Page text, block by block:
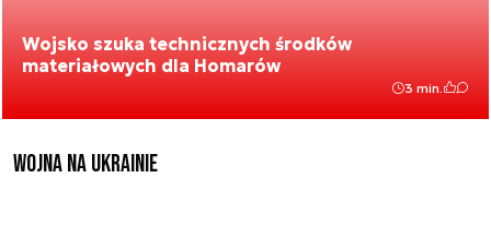
Wojsko szuka technicznych środków
materiałowych dla Homarów
3 min.
Wojna na Ukrainie